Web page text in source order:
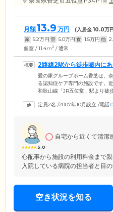
月額13.9 万円 (入居金10.0万
家 5.2万円 管 5.0万円 食 1.5万円 他
個室 / 11.4m2 / 通常
2路線2駅から徒歩圏内に
愛の家グループホーム香芝は、
る認知症ケア専門の施設です。
和歌山線「JR五位堂」駅より徒
があり、医師による認知症の診
ご自分らしい時間をお過ごしく
定員2名 /2007年10月設立 /電話
5.0
自宅から近くて清潔
心配事から施設の利用料金まで
入院している病院の担当者と目
空き状況を知る